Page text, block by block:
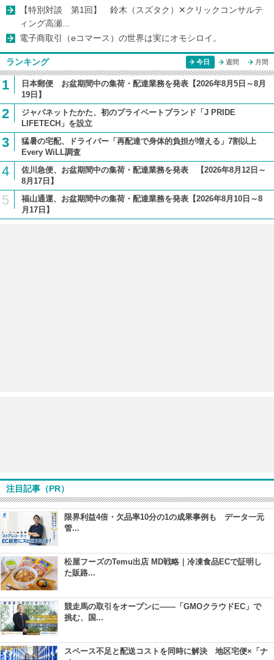
【特別対談 第1回】 鈴木（スズタク）✕クリックコンサルテ
ィング高瀬...
電子商取引（eコマース）の世界は実にオモシロイ。
ランキング 今日 週間 月間
1
日本郵便 お盆期間中の集荷・配達業務を発表【2026年8月5日～8月
19日】
2
ジャパネットたかた、初のプライベートブランド「J PRIDE
LIFETECH」を設立
3
猛暑の宅配、ドライバー「再配達で身体的負担が増える」7割以上
Every WiLL調査
4
佐川急便、お盆期間中の集荷・配達業務を発表 【2026年8月12日～
8月17日】
5
福山通運、お盆期間中の集荷・配達業務を発表【2026年8月10日～8
月17日】
注目記事（PR）
限界利益4倍・欠品率10分の1の成果事例も データ一元
管...
松屋フーズのTemu出店 MD戦略｜冷凍食品ECで証明し
た販路...
競走馬の取引をオープンに――「GMOクラウドEC」で
挑む、国...
スペース不足と配送コストを同時に解決 地区宅便×「ナ